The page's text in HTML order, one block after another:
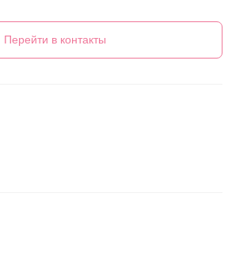
Перейти в контакты